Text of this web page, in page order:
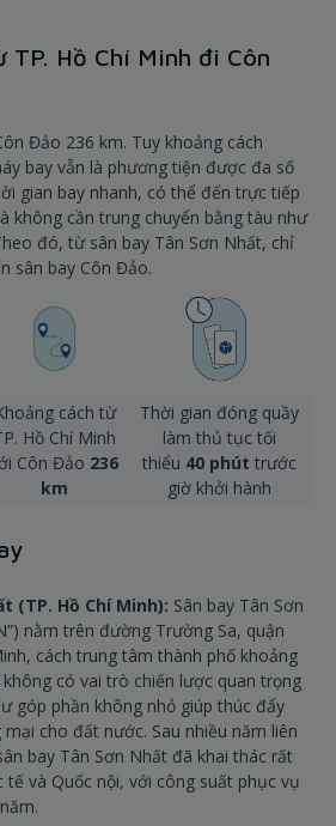
Hồ Chí Minh đi Côn
Đảo 236 km. Tuy khoảng cách
bay vẫn là phương tiện được đa số
gian bay nhanh, có thể đến trực tiếp
không cần trung chuyển bằng tàu như
đó, từ sân bay Tân Sơn Nhất, chỉ
sân bay Côn Đảo.
cách từ
Hồ Chí Minh
Côn Đảo 236
km
Thời gian đóng quầy
làm thủ tục tối
thiểu 40 phút trước
giờ khởi hành
(TP. Hồ Chí Minh): Sân bay Tân Sơn
nằm trên đường Trường Sa, quận
cách trung tâm thành phố khoảng
có vai trò chiến lược quan trọng
góp phần không nhỏ giúp thúc đẩy
cho đất nước. Sau nhiều năm liên
bay Tân Sơn Nhất đã khai thác rất
tế và Quốc nội, với công suất phục vụ